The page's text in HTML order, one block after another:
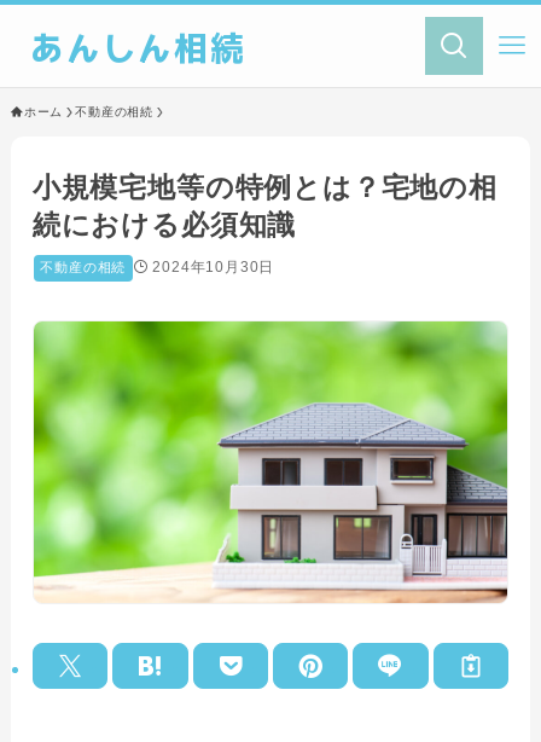
あんしん相続
ホーム 不動産の相続
小規模宅地等の特例とは？宅地の相
続における必須知識
不動産の相続 2024年10月30日